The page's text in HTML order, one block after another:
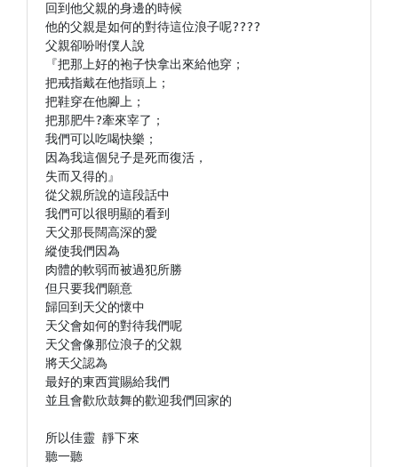
回到他父親的身邊的時候
他的父親是如何的對待這位浪子呢????
父親卻吩咐僕人說
『把那上好的袍子快拿出來給他穿；
把戒指戴在他指頭上；
把鞋穿在他腳上；
把那肥牛?牽來宰了；
我們可以吃喝快樂；
因為我這個兒子是死而復活，
失而又得的』
從父親所說的這段話中
我們可以很明顯的看到
天父那長闊高深的愛
縱使我們因為
肉體的軟弱而被過犯所勝
但只要我們願意
歸回到天父的懷中
天父會如何的對待我們呢
天父會像那位浪子的父親
將天父認為
最好的東西賞賜給我們
並且會歡欣鼓舞的歡迎我們回家的
所以佳靈 靜下來
聽一聽